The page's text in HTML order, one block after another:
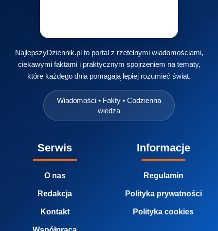
NajlepszyDziennik.pl to portal z rzetelnymi wiadomościami,
ciekawymi faktami i praktycznym spojrzeniem na tematy,
które każdego dnia pomagają lepiej rozumieć świat.
Wiadomości • Fakty • Codzienna
wiedza
Serwis
O nas
Redakcja
Kontakt
Informacje
Regulamin
Polityka prywatności
Polityka cookies